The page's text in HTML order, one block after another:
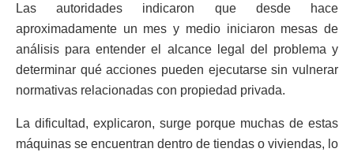
Las autoridades indicaron que desde hace
aproximadamente un mes y medio iniciaron mesas de
análisis para entender el alcance legal del problema y
determinar qué acciones pueden ejecutarse sin vulnerar
normativas relacionadas con propiedad privada.
La dificultad, explicaron, surge porque muchas de estas
máquinas se encuentran dentro de tiendas o viviendas, lo